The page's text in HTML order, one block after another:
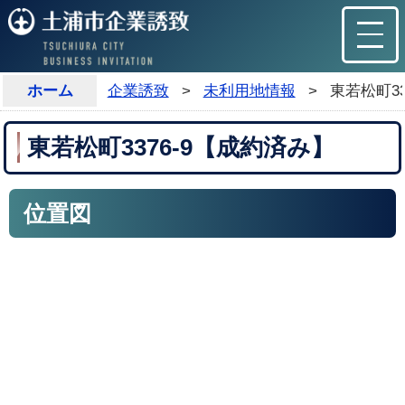
ホーム 企業誘致 > 未利用地情報 > 東若松町
東若松町3376-9【成約済み】
位置図